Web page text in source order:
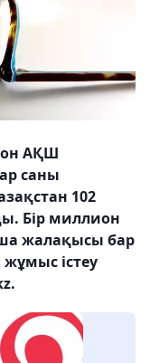
АҚШ
саны
102
Бір миллион
жалақысы бар
істеу